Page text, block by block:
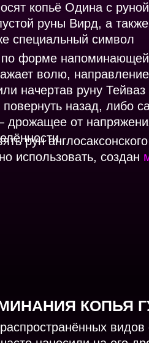
по форме
волю,
начертав руну
назад, либо
дрожащее от
рун англосаксонского
использовать, создан
копьё Одина с руной
руны Вирд, а
специальный символ
КОПЬЯ